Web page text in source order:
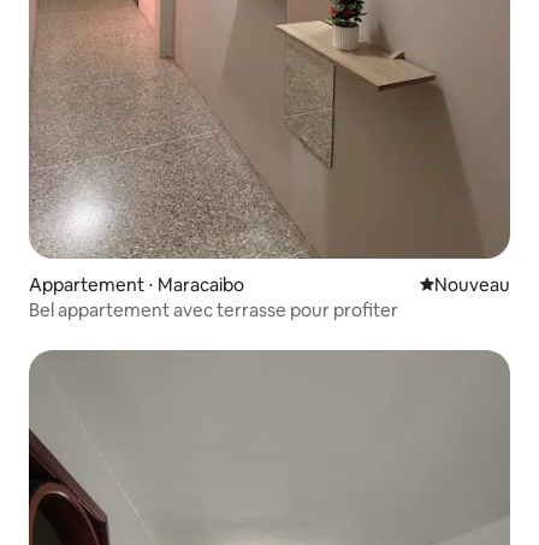
Appartement ⋅ Maracaibo Nouvel
Nouveau
Bel appartement avec terrasse pour profiter